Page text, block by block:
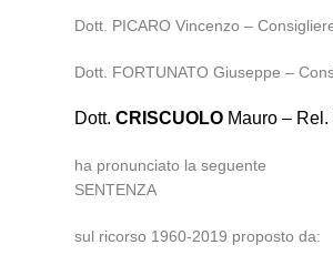
Dott. PICARO Vincenzo –
Dott. FORTUNATO Giuseppe –
Dott.CRISCUOLO Mauro –
ha pronunciato la seguente
SENTENZA
sul ricorso 1960-2019 proposto da: